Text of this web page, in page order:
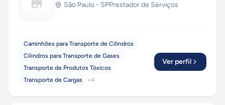
São Paulo - SPPrestador de Serviços
Caminhões para Transporte de Cilindros
Cilindros para Transporte de Gases
Transporte de Produtos Tóxicos
Transporte de Cargas
+4
Ver perfil